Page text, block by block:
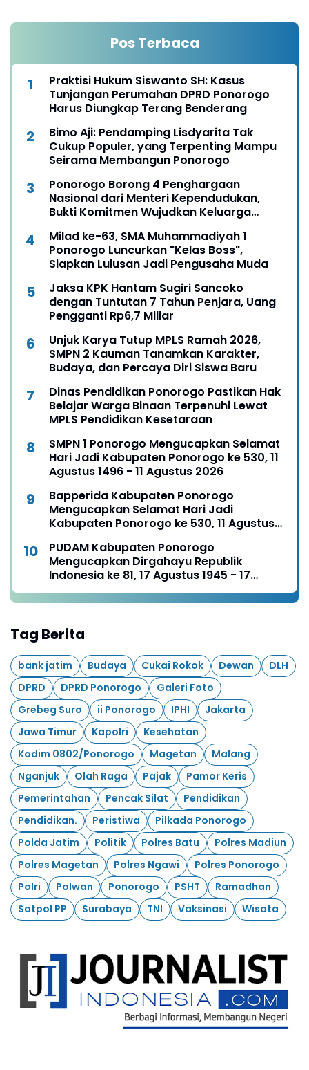
Pos Terbaca
Praktisi Hukum Siswanto SH: Kasus
Tunjangan Perumahan DPRD Ponorogo
Harus Diungkap Terang Benderang
Bimo Aji: Pendamping Lisdyarita Tak
Cukup Populer, yang Terpenting Mampu
Seirama Membangun Ponorogo
Ponorogo Borong 4 Penghargaan
Nasional dari Menteri Kependudukan,
Bukti Komitmen Wujudkan Keluarga
Milad ke-63, SMA Muhammadiyah 1
Ponorogo Luncurkan "Kelas Boss",
Siapkan Lulusan Jadi Pengusaha Muda
Jaksa KPK Hantam Sugiri Sancoko
dengan Tuntutan 7 Tahun Penjara, Uang
Pengganti Rp6,7 Miliar
Unjuk Karya Tutup MPLS Ramah 2026,
SMPN 2 Kauman Tanamkan Karakter,
Budaya, dan Percaya Diri Siswa Baru
Dinas Pendidikan Ponorogo Pastikan Hak
Belajar Warga Binaan Terpenuhi Lewat
MPLS Pendidikan Kesetaraan
SMPN 1 Ponorogo Mengucapkan Selamat
Hari Jadi Kabupaten Ponorogo ke 530, 11
Agustus 1496 - 11 Agustus 2026
Bapperida Kabupaten Ponorogo
Mengucapkan Selamat Hari Jadi
Kabupaten Ponorogo ke 530, 11 Agustus
PUDAM Kabupaten Ponorogo
Mengucapkan Dirgahayu Republik
Indonesia ke 81, 17 Agustus 1945 - 17
Agustus 2026
Tag Berita
bank jatim Budaya Cukai Rokok Dewan
DLH
DPRD
DPRD Ponorogo
Galeri Foto
Grebeg Suro
ii Ponorogo IPHI
Jakarta
Jawa Timur
Kapolri
Kesehatan
Kodim 0802/Ponorogo
Magetan
Malang
Nganjuk
Olah Raga Pajak
Pamor Keris
Pemerintahan
Pencak Silat
Pendidikan
Pendidikan.
Peristiwa
Pilkada Ponorogo
Polda Jatim
Politik Polres Batu
Polres Madiun
Polres Magetan
Polres Ngawi
Polres Ponorogo
Polri
Polwan Ponorogo PSHT
Ramadhan
Satpol PP
Surabaya TNI Vaksinasi Wisata